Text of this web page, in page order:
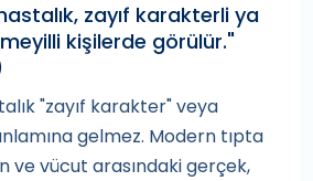
zayıf karakterli ya
kişilerde görülür."
"zayıf karakter" veya
gelmez. Modern tıpta
ve vücut arasındaki gerçek,